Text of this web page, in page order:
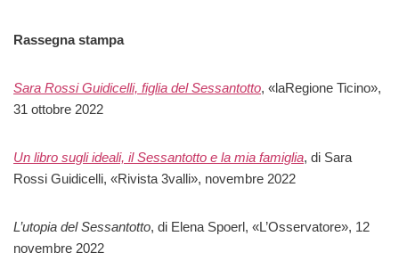
Rassegna stampa
Sara Rossi Guidicelli, figlia del Sessantotto, «laRegione Ticino»,
31 ottobre 2022
Un libro sugli ideali, il Sessantotto e la mia famiglia, di Sara
Rossi Guidicelli, «Rivista 3valli», novembre 2022
L’utopia del Sessantotto, di Elena Spoerl, «L’Osservatore», 12
novembre 2022